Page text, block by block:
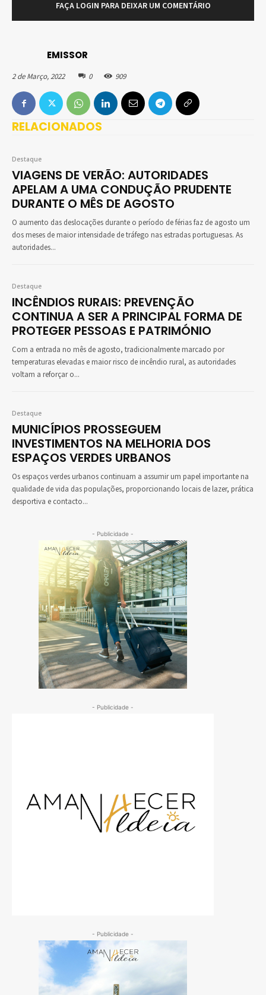
EMISSOR
2 de Março, 2022 0 909
RELACIONADOS
Destaque
VIAGENS DE VERÃO: AUTORIDADES
APELAM A UMA CONDUÇÃO PRUDENTE
DURANTE O MÊS DE AGOSTO
O aumento das deslocações durante o período de férias faz de agosto um
dos meses de maior intensidade de tráfego nas estradas portuguesas. As
autoridades...
Destaque
INCÊNDIOS RURAIS: PREVENÇÃO
CONTINUA A SER A PRINCIPAL FORMA DE
PROTEGER PESSOAS E PATRIMÓNIO
Com a entrada no mês de agosto, tradicionalmente marcado por
temperaturas elevadas e maior risco de incêndio rural, as autoridades
voltam a reforçar o...
Destaque
MUNICÍPIOS PROSSEGUEM
INVESTIMENTOS NA MELHORIA DOS
ESPAÇOS VERDES URBANOS
Os espaços verdes urbanos continuam a assumir um papel importante na
qualidade de vida das populações, proporcionando locais de lazer, prática
desportiva e contacto...
FAÇA LOGIN PARA DEIXAR UM COMENTÁRIO
- Publicidade -
- Publicidade -
- Publicidade -